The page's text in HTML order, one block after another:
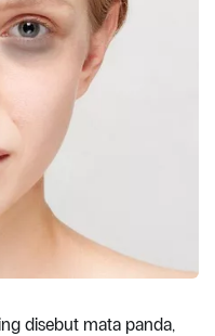
disebut mata panda,